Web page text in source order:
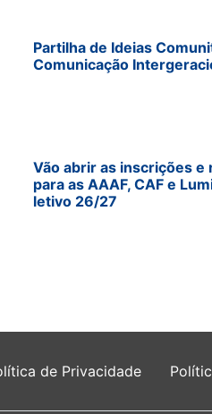
Partilha de Ideias
Comunicação
Vão abrir as inscrições e
para as AAAF, CAF e
letivo 26/27
de Privacidade